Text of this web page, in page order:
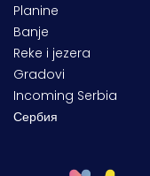
Planine
Banje
Reke i jezera
Gradovi
Incoming Serbia
Сербия